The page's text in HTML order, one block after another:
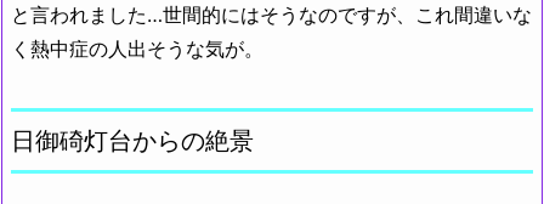
と言われました…世間的にはそうなのですが、これ間違いな
く熱中症の人出そうな気が。
日御碕灯台からの絶景